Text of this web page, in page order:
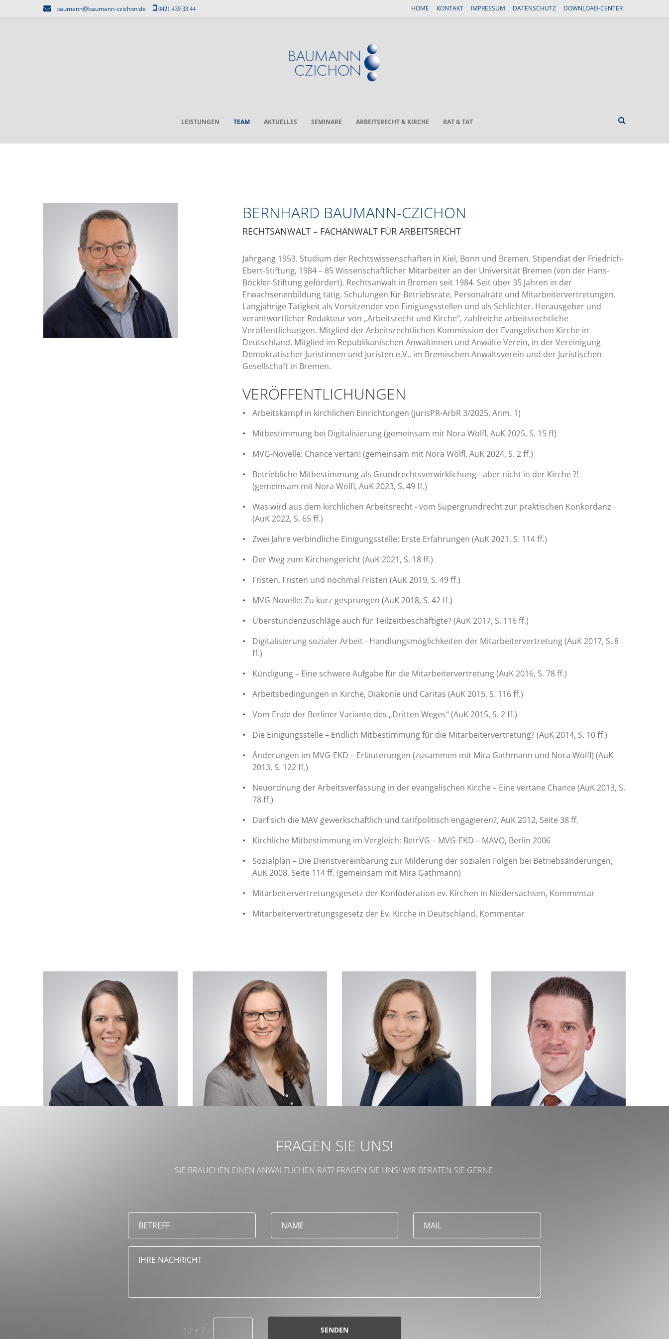
baumann@baumann-czichon.de 0421 439 33 44 HOME KONTAKT IMPRESSUM DATENSCHUTZ DOWNLOAD-CENTER
LEISTUNGEN TEAM AKTUELLES SEMINARE ARBEITSRECHT & KIRCHE RAT & TAT
BAUMANN-
CZICHON
BERNHARD BAUMANN-CZICHON
RECHTSANWALT – FACHANWALT FÜR ARBEITSRECHT
Jahrgang 1953. Studium der Rechtswissenschaften in Kiel, Bonn und Bremen. Stipendiat der Friedrich-
Ebert-Stiftung, 1984 – 85 Wissenschaftlicher Mitarbeiter an der Universität Bremen (von der Hans-
Böckler-Stiftung gefördert). Rechtsanwalt in Bremen seit 1984. Seit über 35 Jahren in der
Erwachsenenbildung tätig. Schulungen für Betriebsräte, Personalräte und Mitarbeitervertretungen.
Langjährige Tätigkeit als Vorsitzender von Einigungsstellen und als Schlichter. Herausgeber und
verantwortlicher Redakteur von „Arbeitsrecht und Kirche“, zahlreiche arbeitsrechtliche
Veröffentlichungen. Mitglied der Arbeitsrechtlichen Kommission der Evangelischen Kirche in
Deutschland. Mitglied im Republikanischen Anwältinnen und Anwälte Verein, in der Vereinigung
Demokratischer Juristinnen und Juristen e.V., im Bremischen Anwaltsverein und der Juristischen
Gesellschaft in Bremen.
VERÖFFENTLICHUNGEN
Arbeitskampf in kirchlichen Einrichtungen (jurisPR-ArbR 3/2025, Anm. 1)
Mitbestimmung bei Digitalisierung (gemeinsam mit Nora Wölfl, AuK 2025, S. 15 ff)
MVG-Novelle: Chance vertan! (gemeinsam mit Nora Wölfl, AuK 2024, S. 2 ff.)
Betriebliche Mitbestimmung als Grundrechtsverwirklichung - aber nicht in der Kirche ?!
(gemeinsam mit Nora Wölfl, AuK 2023, S. 49 ff.)
Was wird aus dem kirchlichen Arbeitsrecht - vom Supergrundrecht zur praktischen Konkordanz
(AuK 2022, S. 65 ff.)
Zwei Jahre verbindliche Einigungsstelle: Erste Erfahrungen (AuK 2021, S. 114 ff.)
Der Weg zum Kirchengericht (AuK 2021, S. 18 ff.)
Fristen, Fristen und nochmal Fristen (AuK 2019, S. 49 ff.)
MVG-Novelle: Zu kurz gesprungen (AuK 2018, S. 42 ff.)
Überstundenzuschläge auch für Teilzeitbeschäftigte? (AuK 2017, S. 116 ff.)
Digitalisierung sozialer Arbeit - Handlungsmöglichkeiten der Mitarbeitervertretung (AuK 2017, S. 8
ff.)
Kündigung – Eine schwere Aufgabe für die Mitarbeitervertretung (AuK 2016, S. 78 ff.)
Arbeitsbedingungen in Kirche, Diakonie und Caritas (AuK 2015, S. 116 ff.)
Vom Ende der Berliner Variante des „Dritten Weges“ (AuK 2015, S. 2 ff.)
Die Einigungsstelle – Endlich Mitbestimmung für die Mitarbeitervertretung? (AuK 2014, S. 10 ff.)
Änderungen im MVG-EKD – Erläuterungen (zusammen mit Mira Gathmann und Nora Wölfl) (AuK
2013, S. 122 ff.)
Neuordnung der Arbeitsverfassung in der evangelischen Kirche – Eine vertane Chance (AuK 2013, S.
78 ff.)
Darf sich die MAV gewerkschaftlich und tarifpolitisch engagieren?, AuK 2012, Seite 38 ff.
Kirchliche Mitbestimmung im Vergleich: BetrVG – MVG-EKD – MAVO, Berlin 2006
Sozialplan – Die Dienstvereinbarung zur Milderung der sozialen Folgen bei Betriebsänderungen,
AuK 2008, Seite 114 ff. (gemeinsam mit Mira Gathmann)
Mitarbeitervertretungsgesetz der Konföderation ev. Kirchen in Niedersachsen, Kommentar
Mitarbeitervertretungsgesetz der Ev. Kirche in Deutschland, Kommentar
FRAGEN SIE UNS!
SIE BRAUCHEN EINEN ANWALTLICHEN RAT? FRAGEN SIE UNS! WIR BERATEN SIE GERNE.
12 + 7 = SENDEN